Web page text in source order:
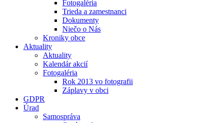
Fotogaléria
Trieda a zamestnanci
Dokumenty
Niečo o Nás
Kroniky obce
Aktuality
Aktuality
Kalendár akcií
Fotogaléria
Rok 2013 vo fotografii
Záplavy v obci
GDPR
Úrad
Samospráva